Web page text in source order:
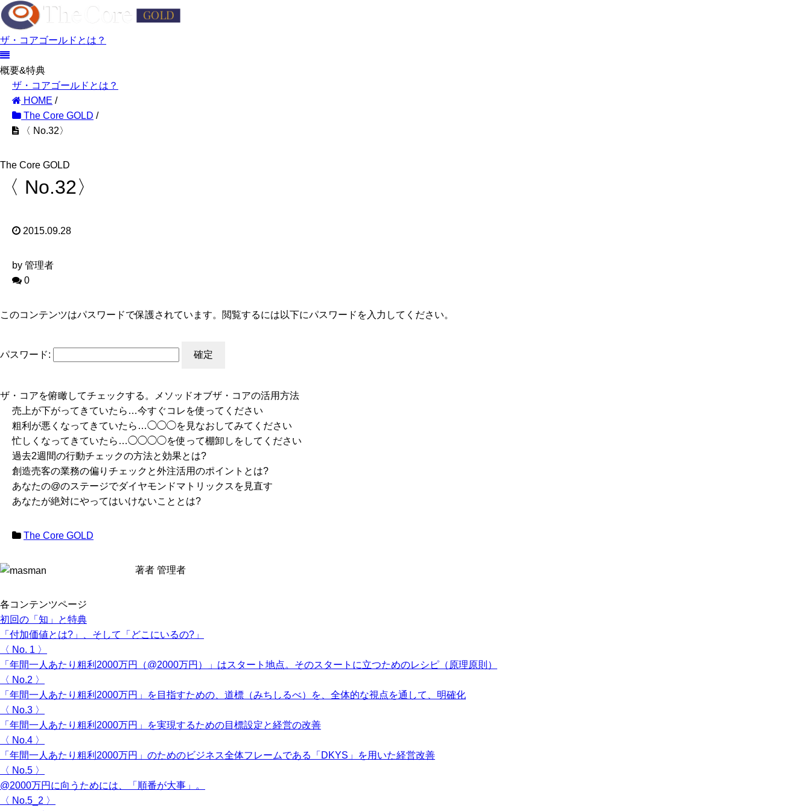
ザ・コアゴールドとは？
概要&特典
ザ・コアゴールドとは？
HOME /
The Core GOLD /
〈 No.32〉
The Core GOLD
〈 No.32〉
2015.09.28
by 管理者
0
このコンテンツはパスワードで保護されています。閲覧するには以下にパスワードを入力してください。
パスワード:
ザ・コアを俯瞰してチェックする。メソッドオブザ・コアの活用方法
売上が下がってきていたら…今すぐコレを使ってください
粗利が悪くなってきていたら…◯◯◯を見なおしてみてください
忙しくなってきていたら…◯◯◯◯を使って棚卸しをしてください
過去2週間の行動チェックの方法と効果とは?
創造売客の業務の偏りチェックと外注活用のポイントとは?
あなたの@のステージでダイヤモンドマトリックスを見直す
あなたが絶対にやってはいけないこととは?
The Core GOLD
著者 管理者
各コンテンツページ
初回の「知」と特典
「付加価値とは?」、そして「どこにいるの?」
〈 No. 1 〉
「年間一人あたり粗利2000万円（@2000万円）」はスタート地点。そのスタートに立つためのレシピ（原理原則）
〈 No.2 〉
「年間一人あたり粗利2000万円」を目指すための、道標（みちしるべ）を、全体的な視点を通して、明確化
〈 No.3 〉
「年間一人あたり粗利2000万円」を実現するための目標設定と経営の改善
〈 No.4 〉
「年間一人あたり粗利2000万円」のためのビジネス全体フレームである「DKYS」を用いた経営改善
〈 No.5 〉
@2000万円に向うためには、「順番が大事」。
〈 No.5_2 〉